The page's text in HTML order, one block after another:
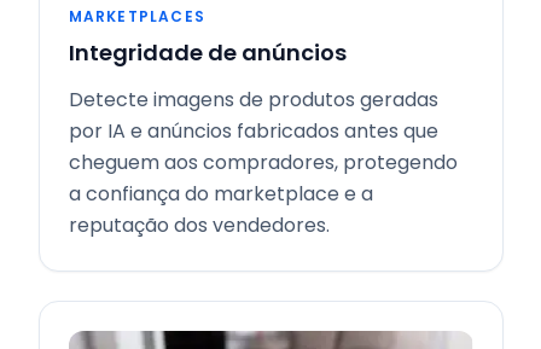
MARKETPLACES
Integridade de anúncios
Detecte imagens de produtos geradas
por IA e anúncios fabricados antes que
cheguem aos compradores, protegendo
a confiança do marketplace e a
reputação dos vendedores.